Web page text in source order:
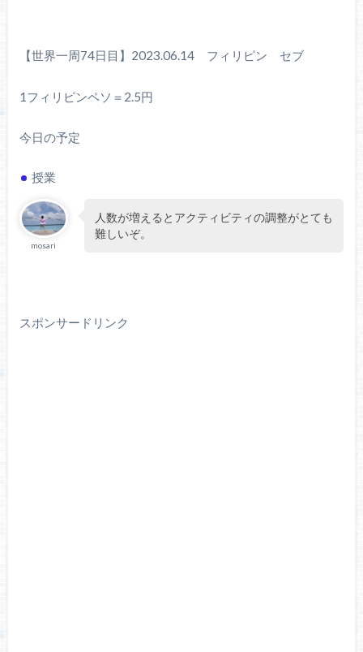
【世界一周74日目】2023.06.14 フィリピン セブ
1フィリピンペソ＝2.5円
今日の予定
授業
mosari
人数が増えるとアクティビティの調整がとても
難しいぞ。
スポンサードリンク